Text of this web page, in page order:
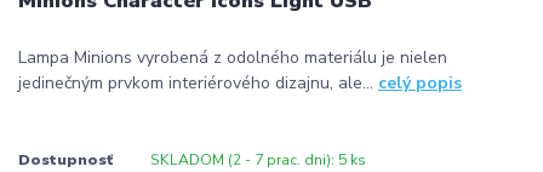
Lampa Minions vyrobená z odolného materiálu je nielen
jedinečným prvkom interiérového dizajnu, ale... celý popis
Dostupnosť SKLADOM (2 - 7 prac. dni): 5 ks